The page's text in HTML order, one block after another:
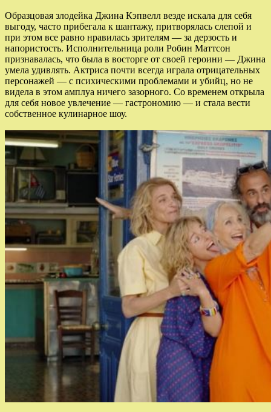
Образцовая злодейка Джина Кэпвелл везде искала для себя
выгоду, часто прибегала к шантажу, притворялась слепой и
при этом все равно нравилась зрителям — за дерзость и
напористость. Исполнительница роли Робин Маттсон
признавалась, что была в восторге от своей героини — Джина
умела удивлять. Актриса почти всегда играла отрицательных
персонажей — с психическими проблемами и убийц, но не
видела в этом амплуа ничего зазорного. Со временем открыла
для себя новое увлечение — гастрономию — и стала вести
собственное кулинарное шоу.